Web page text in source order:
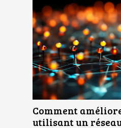
Comment
utilisant un